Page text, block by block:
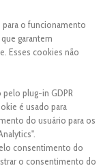
o funcionamento
garantem
Esses cookies não
plug-in GDPR
é usado para
do usuário para os
consentimento do
o consentimento do